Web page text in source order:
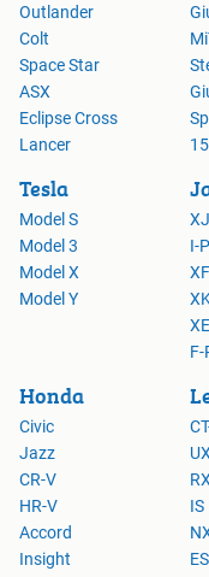
Outlander
Colt
Space Star
ASX
Eclipse Cross
Lancer
Tesla
Model S
Model 3
Model X
Model Y
XJ
I-
XF
XE
F-
Honda
Civic
Jazz
CR-V
HR-V
Accord
Insight
IS
ES